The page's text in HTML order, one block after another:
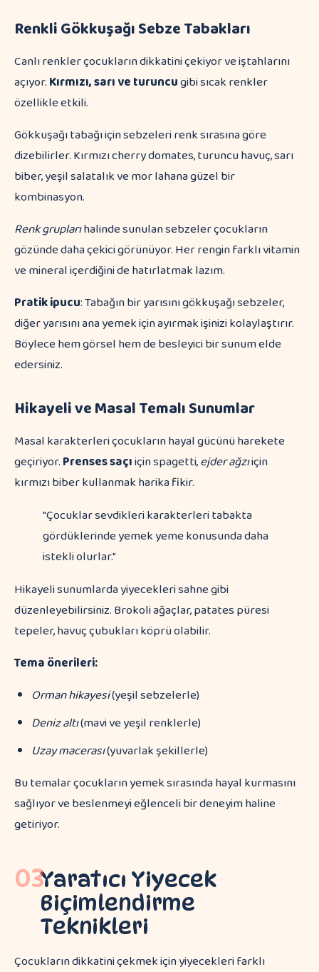
Renkli Gökkuşağı Sebze Tabakları
Canlı renkler çocukların dikkatini çekiyor ve iştahlarını
açıyor.Kırmızı, sarı ve turuncugibi sıcak renkler
özellikle etkili.
Gökkuşağı tabağı için sebzeleri renk sırasına göre
dizebilirler. Kırmızı cherry domates, turuncu havuç, sarı
biber, yeşil salatalık ve mor lahana güzel bir
kombinasyon.
Renk gruplarıhalinde sunulan sebzeler çocukların
gözünde daha çekici görünüyor. Her rengin farklı vitamin
ve mineral içerdiğini de hatırlatmak lazım.
Pratik ipucu: Tabağın bir yarısını gökkuşağı sebzeler,
diğer yarısını ana yemek için ayırmak işinizi kolaylaştırır.
Böylece hem görsel hem de besleyici bir sunum elde
edersiniz.
Hikayeli ve Masal Temalı Sunumlar
Masal karakterleri çocukların hayal gücünü harekete
geçiriyor.Prenses saçıiçin spagetti,ejder ağzıiçin
kırmızı biber kullanmak harika fikir.
"Çocuklar sevdikleri karakterleri tabakta
gördüklerinde yemek yeme konusunda daha
istekli olurlar."
Hikayeli sunumlarda yiyecekleri sahne gibi
düzenleyebilirsiniz. Brokoli ağaçlar, patates püresi
tepeler, havuç çubukları köprü olabilir.
Tema önerileri:
Orman hikayesi(yeşil sebzelerle)
Deniz altı(mavi ve yeşil renklerle)
Uzay macerası(yuvarlak şekillerle)
Bu temalar çocukların yemek sırasında hayal kurmasını
sağlıyor ve beslenmeyi eğlenceli bir deneyim haline
getiriyor.
03Yaratıcı Yiyecek
Biçimlendirme
Teknikleri
Çocukların dikkatini çekmek için yiyecekleri farklı